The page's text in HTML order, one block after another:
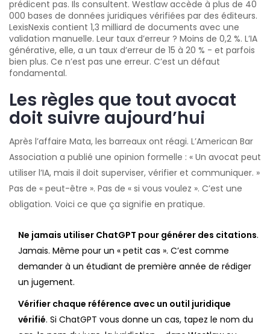
prédicent pas. Ils consultent. Westlaw accède à plus de 40
000 bases de données juridiques vérifiées par des éditeurs.
LexisNexis contient 1,3 milliard de documents avec une
validation manuelle. Leur taux d’erreur ? Moins de 0,2 %. L’IA
générative, elle, a un taux d’erreur de 15 à 20 % - et parfois
bien plus. Ce n’est pas une erreur. C’est un défaut
fondamental.
Les règles que tout avocat
doit suivre aujourd’hui
Après l’affaire Mata, les barreaux ont réagi. L’American Bar
Association a publié une opinion formelle : « Un avocat peut
utiliser l’IA, mais il doit superviser, vérifier et communiquer. »
Pas de « peut-être ». Pas de « si vous voulez ». C’est une
obligation. Voici ce que ça signifie en pratique.
Ne jamais utiliser ChatGPT pour générer des citations.
Jamais. Même pour un « petit cas ». C’est comme
demander à un étudiant de première année de rédiger
un jugement.
Vérifier chaque référence avec un outil juridique
vérifié. Si ChatGPT vous donne un cas, tapez le nom du